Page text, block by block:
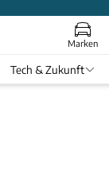
Marken
Tech & Zukunft